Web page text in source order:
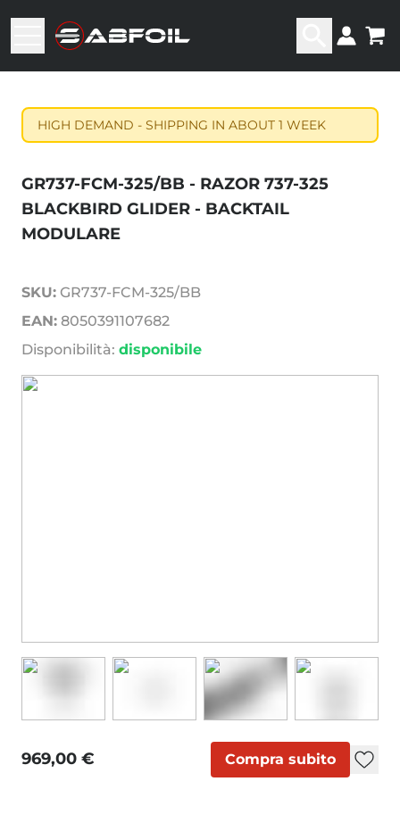
HIGH DEMAND - SHIPPING IN ABOUT 1 WEEK
GR737-FCM-325/BB - RAZOR 737-325
BLACKBIRD GLIDER - BACKTAIL
MODULARE
SKU: GR737-FCM-325/BB
EAN: 8050391107682
Disponibilità: disponibile
969,00 € Compra subito